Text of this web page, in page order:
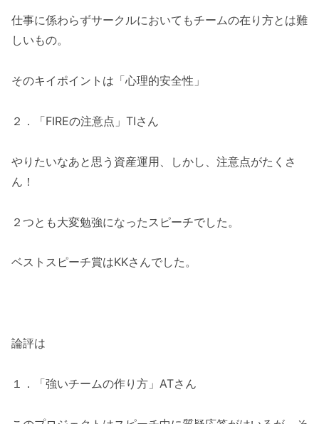
仕事に係わらずサークルにおいてもチームの在り方とは難
しいもの。
そのキイポイントは「心理的安全性」
２．「FIREの注意点」TIさん
やりたいなあと思う資産運用、しかし、注意点がたくさ
ん！
２つとも大変勉強になったスピーチでした。
ベストスピーチ賞はKKさんでした。
論評は
１．「強いチームの作り方」ATさん